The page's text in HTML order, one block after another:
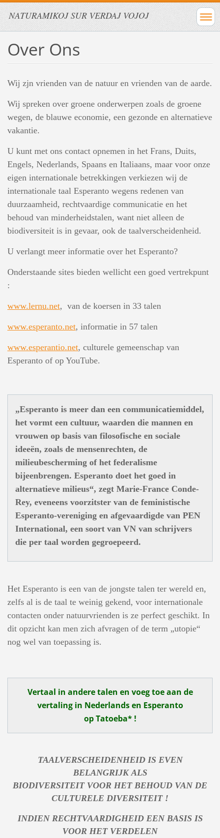
NATURAMIKOJ SUR VERDAJ VOJOJ
Over Ons
Wij zjn vrienden van de natuur en vrienden van de aarde.
Wij spreken over groene onderwerpen zoals de groene
wegen, de blauwe economie, een gezonde en alternatieve
vakantie.
U kunt met ons contact opnemen in het Frans, Duits,
Engels, Nederlands, Spaans en Italiaans, maar voor onze
eigen internationale betrekkingen verkiezen wij de
internationale taal Esperanto wegens redenen van
duurzaamheid, rechtvaardige communicatie en het
behoud van minderheidstalen, want niet alleen de
biodiversiteit is in gevaar, ook de taalverscheidenheid.
U verlangt meer informatie over het Esperanto?
Onderstaande sites bieden wellicht een goed vertrekpunt
:
www.lernu.net, van de koersen in 33 talen
www.esperanto.net, informatie in 57 talen
www.esperantio.net, culturele gemeenschap van
Esperanto of op YouTube.
„Esperanto is meer dan een communicatiemiddel,
het vormt een cultuur, waarden die mannen en
vrouwen op basis van filosofische en sociale
ideeën, zoals de mensenrechten, de
milieubescherming of het federalisme
bijeenbrengen. Esperanto doet het goed in
alternatieve milieus“, zegt Marie-France Conde-
Rey, eveneens voorzitster van de feministische
Esperanto-vereniging en afgevaardigde van PEN
International, een soort van VN van schrijvers
die per taal worden gegroepeerd.
Het Esperanto is een van de jongste talen ter wereld en,
zelfs al is de taal te weinig gekend, voor internationale
contacten onder natuurvrienden is ze perfect geschikt. In
dit opzicht kan men zich afvragen of de term „utopie“
nog wel van toepassing is.
Vertaal in andere talen en voeg toe aan de
vertaling in Nederlands en Esperanto
opTatoeba* !
TAALVERSCHEIDENHEID IS EVEN
BELANGRIJK ALS
BIODIVERSITEIT VOOR HET BEHOUD VAN DE
CULTURELE DIVERSITEIT !
INDIEN RECHTVAARDIGHEID EEN BASIS IS
VOOR HET VERDELEN